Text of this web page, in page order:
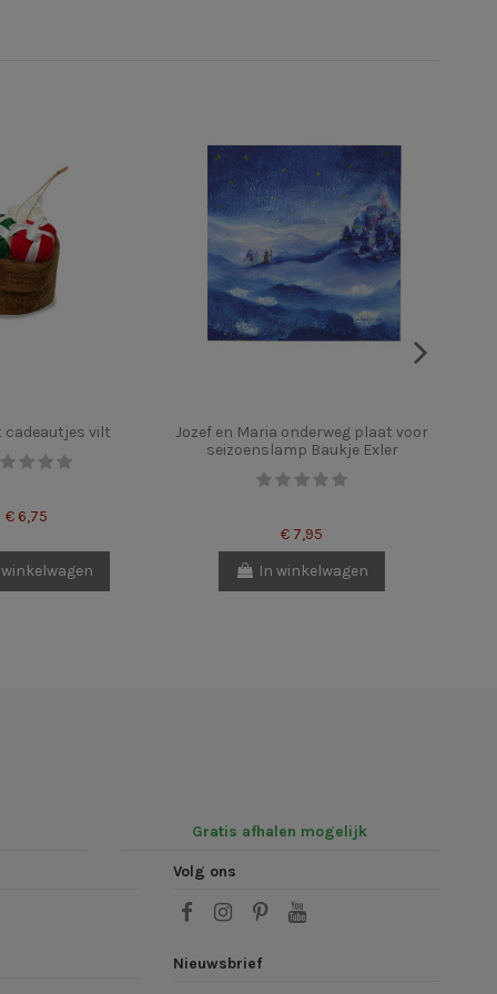
cadeautjes vilt
€ 6,75
Jozef en Maria onderweg plaat voor
seizoenslamp Baukje Exler
€ 7,95
In winkelwagen
Gratis afhalen mogelijk
Volg ons
Nieuwsbrief